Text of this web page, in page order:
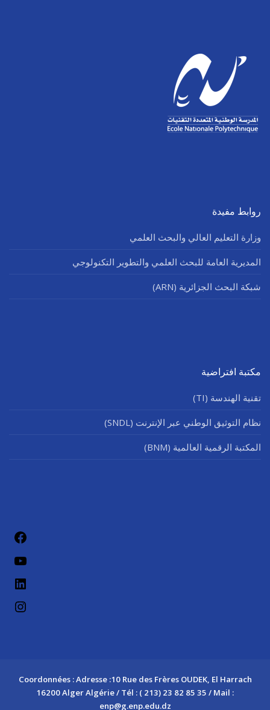
روابط مفيدة
وزارة التعليم العالي والبحث العلمي
المديرية العامة للبحث العلمي والتطوير التكنولوجي
شبكة البحث الجزائرية (ARN)
مكتبة افتراضية
تقنية الهندسة (TI)
نظام التوثيق الوطني عبر الإنترنت (SNDL)
المكتبة الرقمية العالمية (BNM)
لينكد إن
Coordonnées : Adresse :10 Rue des Frères OUDEK, El Harrach
16200 Alger Algérie / Tél : ( 213) 23 82 85 35 / Mail :
enp@g.enp.edu.dz